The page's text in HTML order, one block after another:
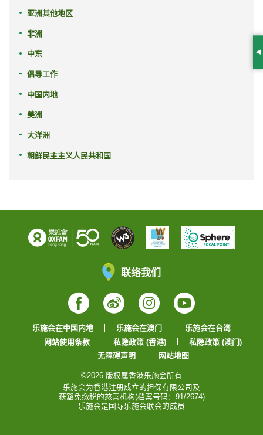
亚洲其他地区
非洲
中东
倡导工作
中国内地
美洲
大洋洲
朝鲜民主主义人民共和国
联络我们
Facebook
WeiboInstagram
YouTube
乐施会在中国内地 乐施会在澳门
乐施会在台湾
网站使用条款
私隐政策 (香港)
私隐政策 (澳门)
无障碍声明
网站地图
©2026 版权属香港乐施会所有
乐施会为香港注册成立的担保有限公司及
获豁免缴税的慈善机构(档案号码：91/2674)
乐施会是国际乐施会联会的成员